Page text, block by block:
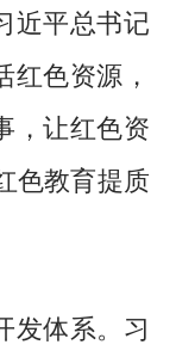
近平总书记
色资源，
，让红色资
色教育提质
体系。习